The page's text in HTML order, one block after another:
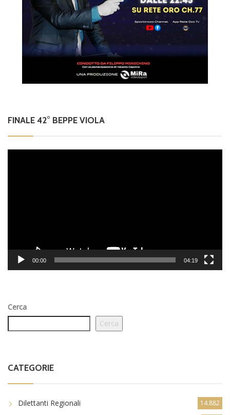
FINALE 42° BEPPE VIOLA
00:00 04:19
Cerca
Cerca
CATEGORIE
Dilettanti Regionali 14.882